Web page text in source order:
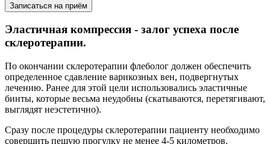
Записаться на приём
Эластичная компрессия - залог успеха после
склеротерапии.
По окончании склеротерапии флеболог должен обеспечить
определенное сдавление варикозных вен, подвергнутых
лечению. Ранее для этой цели использовались эластичные
бинты, которые весьма неудобны (скатываются, перетягивают,
выглядят неэстетично).
Сразу после процедуры склеротерапии пациенту необходимо
совершить пешую прогулку не менее 4-5 километров.